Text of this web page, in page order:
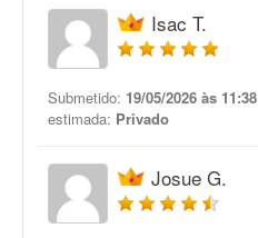
Isac T.
Submetido: 19/05/2026 às 11:38
estimada: Privado
Josue G.